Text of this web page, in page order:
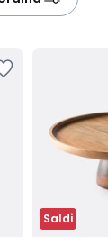
Saldi